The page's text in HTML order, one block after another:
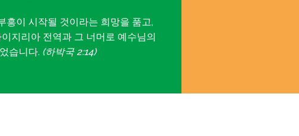
흥이 시작될 것이라는 희망을 품고,
지리아 전역과 그 너머로 예수님의
습니다. (하박국 2:14)